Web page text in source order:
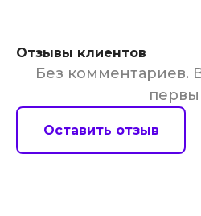
Отзывы клиентов
Без комментариев.
Оставить отзыв